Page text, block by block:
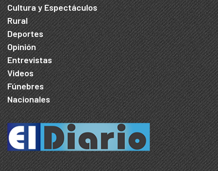
Cultura y Espectáculos
Rural
Deportes
Opinión
Entrevistas
Videos
Fúnebres
Nacionales